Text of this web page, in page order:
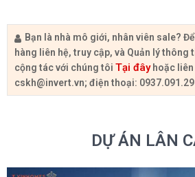
Bạn là nhà mô giới, nhân viên sale?
hàng liên hệ, truy cập, và Quản lý thông
cộng tác với chúng tôi Tại đâyhoặc liên
cskh@invert.vn; điện thoại:
DỰ ÁN LÂN